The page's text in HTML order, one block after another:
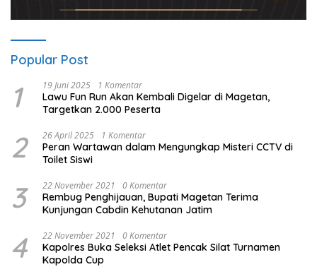
Popular Post
1 19 Juni 2025 1 Komentar
Lawu Fun Run Akan Kembali Digelar di Magetan,
Targetkan 2.000 Peserta
2 26 April 2025 1 Komentar
Peran Wartawan dalam Mengungkap Misteri CCTV di
Toilet Siswi
3 22 November 2021 0 Komentar
Rembug Penghijauan, Bupati Magetan Terima
Kunjungan Cabdin Kehutanan Jatim
4 22 November 2021 0 Komentar
Kapolres Buka Seleksi Atlet Pencak Silat Turnamen
Kapolda Cup